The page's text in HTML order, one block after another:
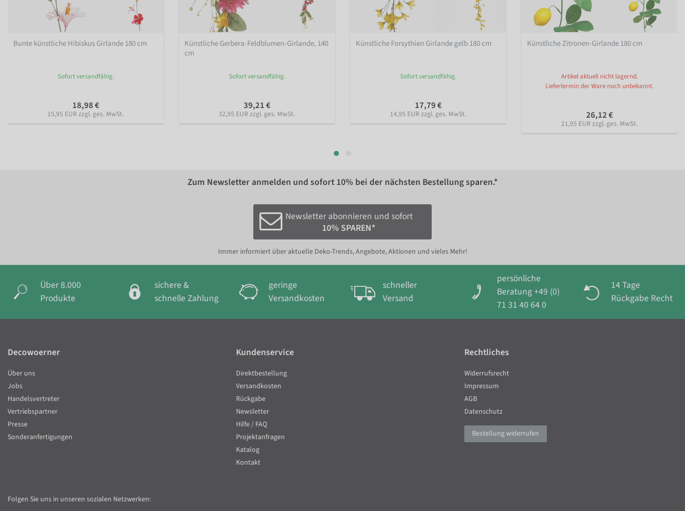
Bunte künstliche Hibiskus Girlande 180 cm
Sofort versandfähig.
18,98 €
15,95 EUR zzgl. ges. MwSt.
Künstliche Gerbera-Feldblumen-Girlande, 140
cm
Sofort versandfähig.
39,21 €
32,95 EUR zzgl. ges. MwSt.
Künstliche Forsythien Girlande gelb 180 cm
Sofort versandfähig.
17,79 €
14,95 EUR zzgl. ges. MwSt.
Künstliche Zitronen-Girlande 180 cm
Artikel aktuell nicht lagernd.
Liefertermin der Ware noch unbekannt.
26,12 €
21,95 EUR zzgl. ges. MwSt.
Zum Newsletter anmelden und sofort 10% bei der nächsten Bestellung sparen.*
Newsletter abonnieren und sofort
10% SPAREN*
Immer informiert über aktuelle Deko-Trends, Angebote, Aktionen und vieles Mehr!
Über 8.000
Produkte
sichere &
schnelle Zahlung
geringe
Versandkosten
schneller
Versand
persönliche
Beratung +49 (0)
71 31 40 64 0
14 Tage
Rückgabe Recht
Decowoerner
Über uns
Jobs
Handelsvertreter
Vertriebspartner
Presse
Sonderanfertigungen
Kundenservice
Direktbestellung
Versandkosten
Rückgabe
Newsletter
Hilfe / FAQ
Projektanfragen
Katalog
Kontakt
Rechtliches
Widerrufsrecht
Impressum
AGB
Datenschutz
Bestellung widerrufen
Folgen Sie uns in unseren sozialen Netzwerken: